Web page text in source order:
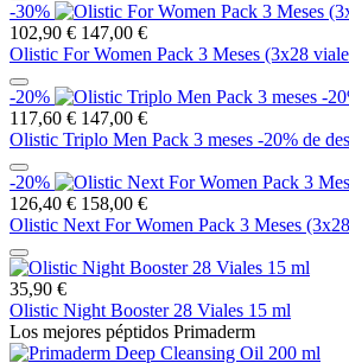
-30%
102,90 € 147,00 €
Olistic For Women Pack 3 Meses (3x28
-20%
117,60 € 147,00 €
Olistic Triplo Men Pack 3 meses -20% de
-20%
126,40 € 158,00 €
Olistic Next For Women Pack 3 Meses
35,90 €
Olistic Night Booster 28 Viales 15 ml
Los mejores péptidos Primaderm